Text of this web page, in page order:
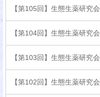
【第105回】生態生薬研究会
【第104回】生態生薬研究会
【第103回】生態生薬研究会
【第102回】生態生薬研究会